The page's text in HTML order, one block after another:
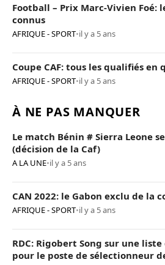
Football – Prix Marc-Vivien Foé:
connus
AFRIQUE - SPORT•il y a 5 ans
Coupe CAF: tous les qualifiés
AFRIQUE - SPORT•il y a 5 ans
À NE PAS MANQUER
Le match Bénin # Sierra Leone
(décision de la Caf)
A LA UNE•il y a 5 ans
CAN 2022: le Gabon exclu de la
AFRIQUE - SPORT•il y a 5 ans
RDC: Rigobert Song sur une
pour le poste de sélectionneur